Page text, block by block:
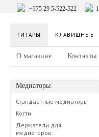
+375 29 5-522-522
ГИТАРЫ КЛАВИШНЫЕ
О магазине Контакты
Медиаторы
Стандартные медиаторы
Когти
Держатели для
медиаторов